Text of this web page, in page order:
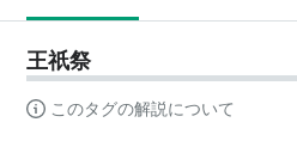
王祇祭
このタグの解説について